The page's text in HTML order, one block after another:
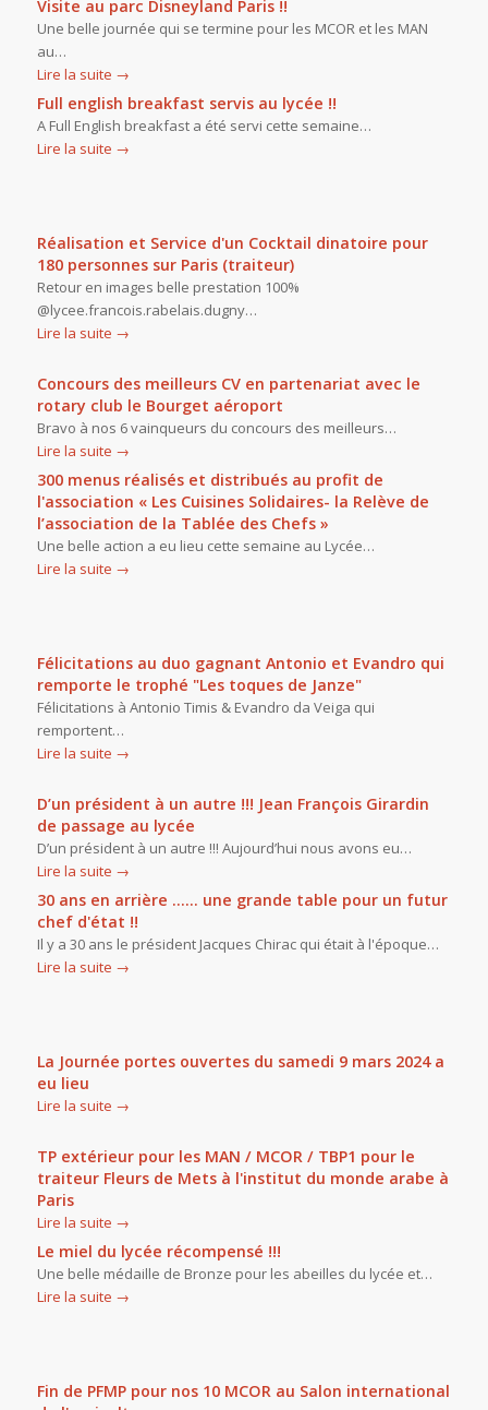
Visite au parc Disneyland Paris !!
Une belle journée qui se termine pour les MCOR et les MAN
au…
Lire la suite →
Full english breakfast servis au lycée !!
A Full English breakfast a été servi cette semaine…
Lire la suite →
Réalisation et Service d'un Cocktail dinatoire pour
180 personnes sur Paris (traiteur)
Retour en images belle prestation 100%
@lycee.francois.rabelais.dugny…
Lire la suite →
Concours des meilleurs CV en partenariat avec le
rotary club le Bourget aéroport
Bravo à nos 6 vainqueurs du concours des meilleurs…
Lire la suite →
300 menus réalisés et distribués au profit de
l'association « Les Cuisines Solidaires- la Relève de
l’association de la Tablée des Chefs »
Une belle action a eu lieu cette semaine au Lycée…
Lire la suite →
Félicitations au duo gagnant Antonio et Evandro qui
remporte le trophé "Les toques de Janze"
Félicitations à Antonio Timis & Evandro da Veiga qui
remportent…
Lire la suite →
D’un président à un autre !!! Jean François Girardin
de passage au lycée
D’un président à un autre !!! Aujourd’hui nous avons eu…
Lire la suite →
30 ans en arrière ...... une grande table pour un futur
chef d'état !!
Il y a 30 ans le président Jacques Chirac qui était à l'époque…
Lire la suite →
La Journée portes ouvertes du samedi 9 mars 2024 a
eu lieu
Lire la suite →
TP extérieur pour les MAN / MCOR / TBP1 pour le
traiteur Fleurs de Mets à l'institut du monde arabe à
Paris
Lire la suite →
Le miel du lycée récompensé !!!
Une belle médaille de Bronze pour les abeilles du lycée et…
Lire la suite →
Fin de PFMP pour nos 10 MCOR au Salon international